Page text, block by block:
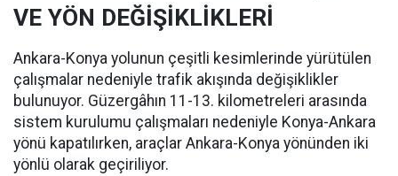
VE YÖN DEĞİŞİKLİKLERİ
Ankara-Konya yolunun çeşitli kesimlerinde yürütülen
çalışmalar nedeniyle trafik akışında değişiklikler
bulunuyor. Güzergâhın 11-13. kilometreleri arasında
sistem kurulumu çalışmaları nedeniyle Konya-Ankara
yönü kapatılırken, araçlar Ankara-Konya yönünden iki
yönlü olarak geçiriliyor.